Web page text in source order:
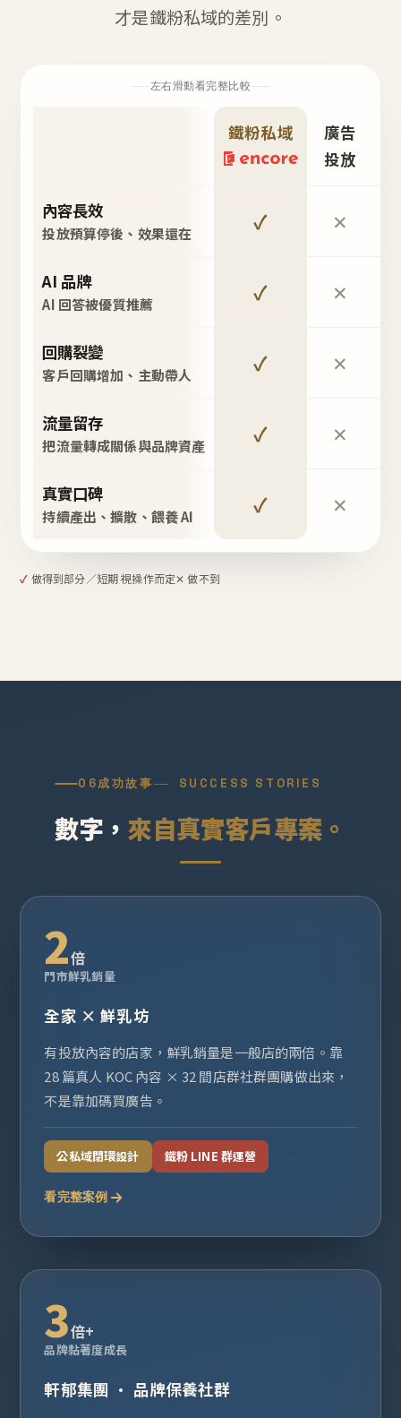
才是鐵粉私域的差別。
左右滑動看完整比較
鐵粉私域
廣告
投放
內容長效
投放預算停後、效果還在 ✓ ✕
AI 品牌
AI 回答被優質推薦 ✓ ✕
回購裂變
客戶回購增加、主動帶人 ✓ ✕
流量留存
把流量轉成關係與品牌資產 ✓ ✕
真實口碑
持續產出、擴散、餵養 AI ✓ ✕
✓ 做得到部分／短期 視操作而定✕ 做不到
06成功故事 SUCCESS STORIES
數字， 來自真實客戶專案。
2倍
門市鮮乳銷量
全家 × 鮮乳坊
有投放內容的店家，鮮乳銷量是一般店的兩倍。靠
28 篇真人 KOC 內容 × 32 間店群社群團購做出來，
不是靠加碼買廣告。
公私域閉環設計 鐵粉 LINE 群運營
看完整案例
3倍+
品牌黏著度成長
軒郁集團 · 品牌保養社群